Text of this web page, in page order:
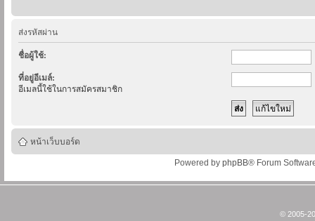
ส่งรหัสผ่าน
ชื่อผู้ใช้:
ที่อยู่อีเมล์:
อีเมลนี้ใช้ในการสมัครสมาชิก
หน้าเว็บบอร์ด
Powered by phpBB® Forum
© 2005-